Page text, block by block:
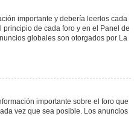
importante y debería leerlos cada
de cada foro y en el Panel de
globales son otorgados por La
importante sobre el foro que
vez que sea posible. Los anuncios